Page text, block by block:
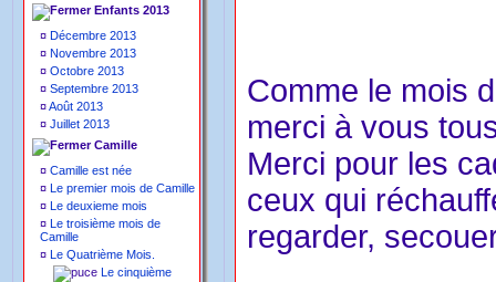
Enfants 2013
¤ Décembre 2013
¤ Novembre 2013
¤ Octobre 2013
¤ Septembre 2013
¤Août 2013
¤ Juillet 2013
Camille
¤ Camille est née
¤ Le premier mois de Camille
¤ Le deuxieme mois
¤ Le troisième mois de
Camille
¤ Le Quatrième Mois.
Le cinquième
Comme le mois
merci à vous
Merci pour les
ceux qui
regarder,